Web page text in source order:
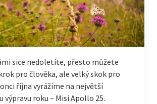
sice nedoletíte, přesto můžete
pro člověka, ale velký skok pro
října vyrážíme na největší
výpravu roku – Misi Apollo 25.